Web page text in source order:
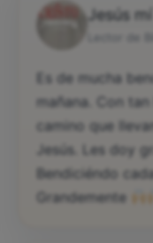
Jesús
Es de mucha
mañana. Con
camino que
Jesús. Les doy
Bendiciéndo
Grandemente